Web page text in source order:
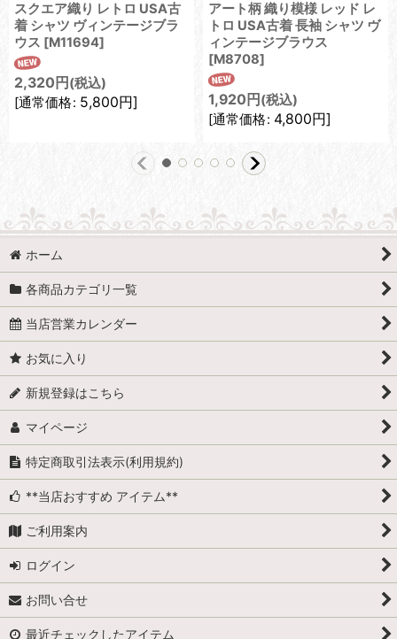
スクエア織り レトロ USA古
着 シャツ ヴィンテージブラ
ウス [M11694]
2,320 円 (税込)
[通常価格: 5,800円]
アート柄 織り模様 レッド レ
トロ USA古着 長袖 シャツ ヴ
ィンテージブラウス
[M8708]
1,920 円 (税込)
[通常価格: 4,800円]
ホーム
各商品カテゴリ一覧
当店営業カレンダー
お気に入り
新規登録はこちら
マイページ
特定商取引法表示(利用規約)
**当店おすすめ アイテム**
ご利用案内
ログイン
お問い合せ
最近チェックしたアイテム